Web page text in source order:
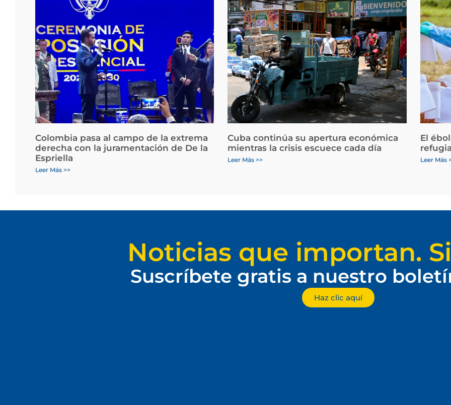
Colombia pasa al campo de la extrema
derecha con la juramentación de De la
Espriella
Leer Más >>
Cuba continúa su apertura económica
mientras la crisis escuece cada día
Leer Más >>
El
Leer Más
Noticias que importan.
Suscríbete gratis a nuestro
Haz clic aquí